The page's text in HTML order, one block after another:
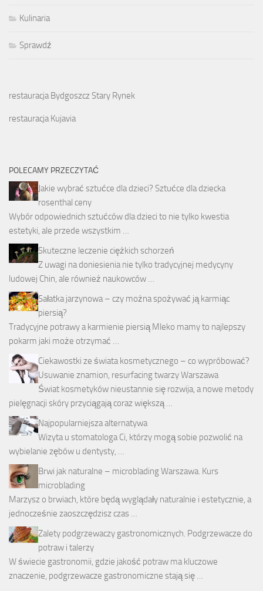
Kulinaria
Sprawdź
restauracja Bydgoszcz Stary Rynek
restauracja Kujavia
POLECAMY PRZECZYTAĆ
Jakie wybrać sztućce dla dzieci? Sztućce dla dziecka
rosenthal ceny
Wybór odpowiednich sztućców dla dzieci to nie tylko kwestia
estetyki, ale przede wszystkim …
Skuteczne leczenie ciężkich schorzeń
Z uwagi na doniesienia nie tylko tradycyjnej medycyny
ludowej Chin, ale również naukowców …
Sałatka jarzynowa – czy można spożywać ją karmiąc
piersią?
Tradycyjne potrawy a karmienie piersią Mleko mamy to najlepszy
pokarm jaki może otrzymać …
Ciekawostki ze świata kosmetycznego – co wypróbować?
Usuwanie znamion, resurfacing twarzy Warszawa
Świat kosmetyków nieustannie się rozwija, a nowe metody
pielęgnacji skóry przyciągają coraz większą …
Najpopularniejsza alternatywa
Wizyta u stomatologa Ci, którzy mogą sobie pozwolić na
wybielanie zębów u dentysty, …
Brwi jak naturalne – microblading Warszawa. Kurs
microblading
Marzysz o brwiach, które będą wyglądały naturalnie i estetycznie, a
jednocześnie zaoszczędzisz czas …
Zalety podgrzewaczy gastronomicznych. Podgrzewacze do
potraw i talerzy
W świecie gastronomii, gdzie jakość potraw ma kluczowe
znaczenie, podgrzewacze gastronomiczne stają się …